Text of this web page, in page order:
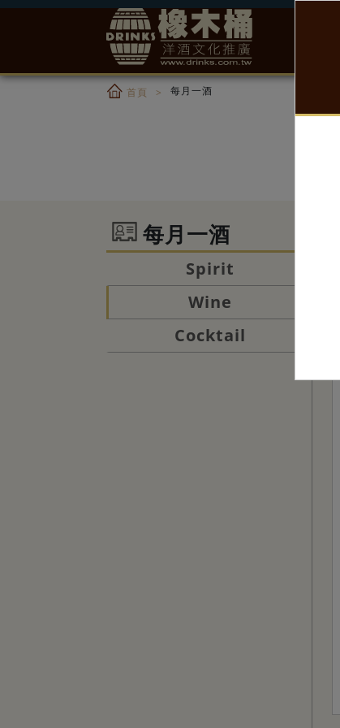
首頁 每月一酒
每月一酒
Spirit
Wine
Cocktail